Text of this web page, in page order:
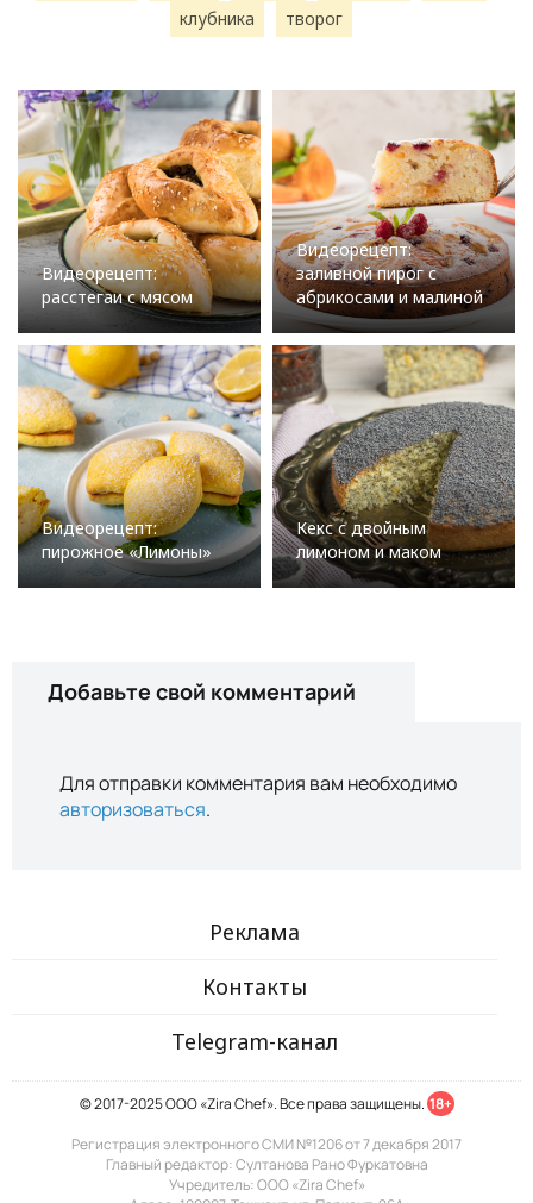
клубника
творог
Видеорецепт:
расстегаи с мясом
Видеорецепт:
заливной пирог с
абрикосами и малиной
Видеорецепт:
пирожное «Лимоны»
Кекс с двойным
лимоном и маком
Добавьте свой комментарий
Для отправки комментария вам необходимо
авторизоваться.
Реклама
Контакты
Telegram-канал
© 2017-2025 ООО «Zira Chef». Все права защищены. 18+
Регистрация электронного СМИ №1206 от 7 декабря 2017
Главный редактор: Султанова Рано Фуркатовна
Учредитель: ООО «Zira Chef»